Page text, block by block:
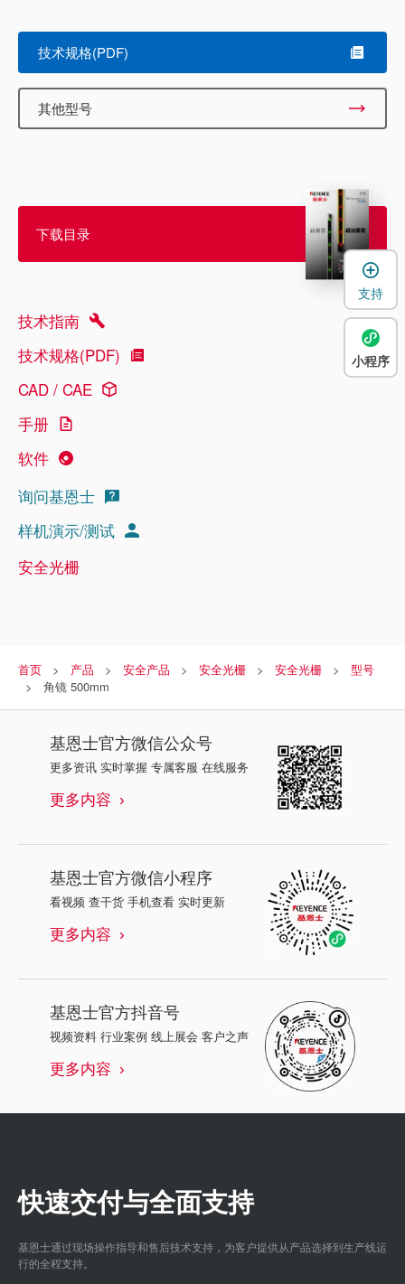
技术规格(PDF)
其他型号
下载目录
技术指南
技术规格(PDF)
CAD / CAE
手册
软件
询问基恩士
样机演示/测试
安全光栅
首页 产品 安全产品 安全光栅 安全光栅
型号
角镜 500mm
基恩士官方微信公众号
更多资讯 实时掌握 专属客服 在线服务
更多内容
基恩士官方微信小程序
看视频 查干货 手机查看 实时更新
更多内容
基恩士官方抖音号
视频资料 行业案例 线上展会 客户之声
更多内容
快速交付与全面支持
基恩士通过现场操作指导和售后技术支持，为客户提供从产品选择到生产线运
行的全程支持。
支持
小程序